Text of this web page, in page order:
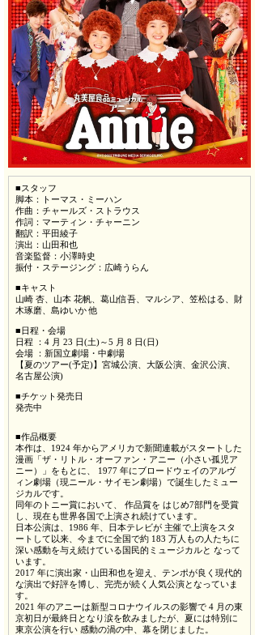
■スタッフ
脚本：トーマス・ミーハン
作曲：チャールズ・ストラウス
作詞：マーティン・チャーニン
翻訳：平田綾子
演出：山田和也
音楽監督：小澤時史
振付・ステージング：広崎うらん
■キャスト
山崎 杏、山本 花帆、葛山信吾、マルシア、笠松はる、財
木琢磨、島ゆいか 他
■日程・会場
日程 ：4 月 23 日(土)～5 月 8 日(日)
会場 ：新国立劇場・中劇場
【夏のツアー(予定)】宮城公演、大阪公演、金沢公演、
名古屋公演)
■チケット発売日
発売中
■作品概要
本作は、1924 年からアメリカで新聞連載がスタートした
漫画「ザ・リトル・オーファン・アニー（小さい孤児ア
ニー）」をもとに、 1977 年にブロードウェイのアルヴ
ィン劇場（現ニール・サイモン劇場）で誕生したミュー
ジカルです。
同年のトニー賞において、 作品賞を はじめ7部門を受賞
し、現在も世界各国で上演され続けています。
日本公演は、1986 年、日本テレビが 主催で上演をスタ
ートして以来、今までに全国で約 183 万人もの人たちに
深い感動を与え続けている国民的ミュージカルと なって
います。
2017 年に演出家・山田和也を迎え、テンポが良く現代的
な演出で好評を博し、完売が続く人気公演となっていま
す。
2021 年のアニーは新型コロナウイルスの影響で 4 月の東
京初日が最終日となり涙を飲みましたが、夏には特別に
東京公演を行い 感動の渦の中、幕を閉じました。